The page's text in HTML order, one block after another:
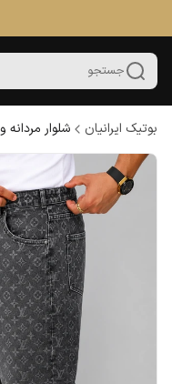
جستجو
بوتیک ایرانیان شلوار مردانه